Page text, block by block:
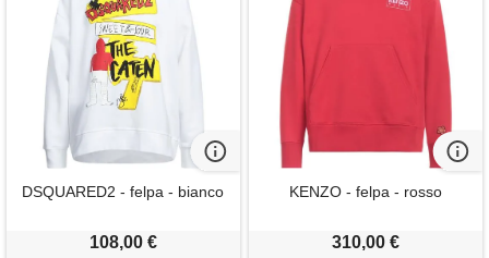
DSQUARED2 - felpa - bianco
108,00 €
KENZO - felpa - rosso
310,00 €